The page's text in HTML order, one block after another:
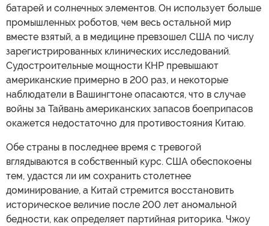
батарей и солнечных элементов. Он использует больше
промышленных роботов, чем весь остальной мир
вместе взятый, а в медицине превзошел США по числу
зарегистрированных клинических исследований.
Судостроительные мощности КНР превышают
американские примерно в 200 раз, и некоторые
наблюдатели в Вашингтоне опасаются, что в случае
войны за Тайвань американских запасов боеприпасов
окажется недостаточно для противостояния Китаю.
Обе страны в последнее время с тревогой
вглядываются в собственный курс. США обеспокоены
тем, удастся ли им сохранить столетнее
доминирование, а Китай стремится восстановить
историческое величие после 200 лет аномальной
бедности, как определяет партийная риторика. Чжоу